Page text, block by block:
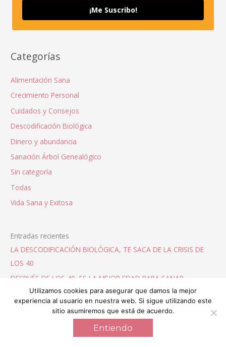
¡Me Suscribo!
Categorías
Alimentación Sana
Crecimiento Personal
Cuidados y Consejos
Descodificación Biológica
Dinero y abundancia
Sanación Árbol Genealógico
Sin categoría
Todas
Vida Sana y Exitosa
Entradas recientes
LA DESCODIFICACIÓN BIOLÓGICA, TE SACA DE LA CRISIS DE
LOS 40
DESPUÉS DE LOS 40, ES LA MEJOR EDAD PARA SANAR.
TU ÁRBOL GENEALÓGICO ES TU MAPA GUÍA ANCESTRAL
¡LA SALUD EMOCIONAL DE TU ÁRBOL GENEALÓGICO A JUICIO!
LA DESCODIFICACIÓN BIOLÓGICA ACELERA TU SANACIÓN
Utilizamos cookies para asegurar que damos la mejor
experiencia al usuario en nuestra web. Si sigue utilizando este
sitio asumiremos que está de acuerdo.
Entiendo